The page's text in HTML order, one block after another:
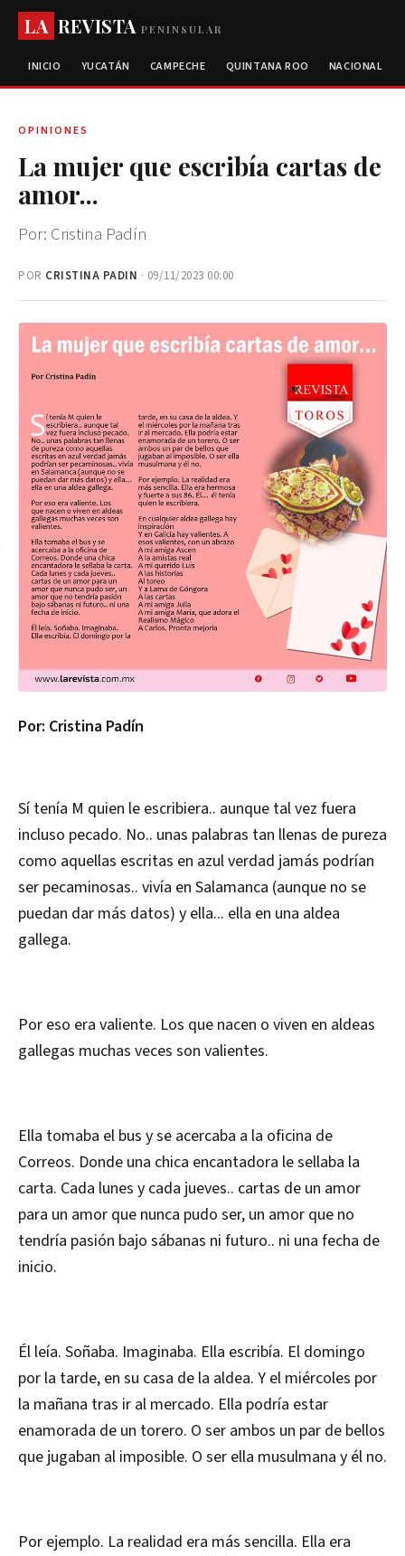
LA REVISTAPENINSULAR
INICIO YUCATÁN CAMPECHE QUINTANA ROO NACIONAL
OPINIONES
La mujer que escribía cartas de
amor...
Por: Cristina Padín
POR CRISTINA PADIN · 09/11/2023 00:00
Por: Cristina Padín
Sí tenía M quien le escribiera.. aunque tal vez fuera
incluso pecado. No.. unas palabras tan llenas de pureza
como aquellas escritas en azul verdad jamás podrían
ser pecaminosas.. vivía en Salamanca (aunque no se
puedan dar más datos) y ella... ella en una aldea
gallega.
Por eso era valiente. Los que nacen o viven en aldeas
gallegas muchas veces son valientes.
Ella tomaba el bus y se acercaba a la oficina de
Correos. Donde una chica encantadora le sellaba la
carta. Cada lunes y cada jueves.. cartas de un amor
para un amor que nunca pudo ser, un amor que no
tendría pasión bajo sábanas ni futuro.. ni una fecha de
inicio.
Él leía. Soñaba. Imaginaba. Ella escribía. El domingo
por la tarde, en su casa de la aldea. Y el miércoles por
la mañana tras ir al mercado. Ella podría estar
enamorada de un torero. O ser ambos un par de bellos
que jugaban al imposible. O ser ella musulmana y él no.
Por ejemplo. La realidad era más sencilla. Ella era